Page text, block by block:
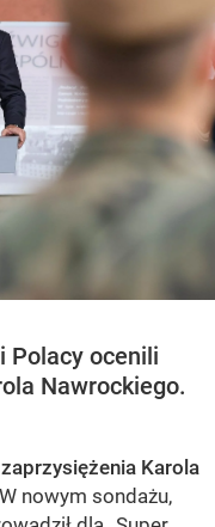
Polacy ocenili
Nawrockiego.
Karola
nowym sondażu,